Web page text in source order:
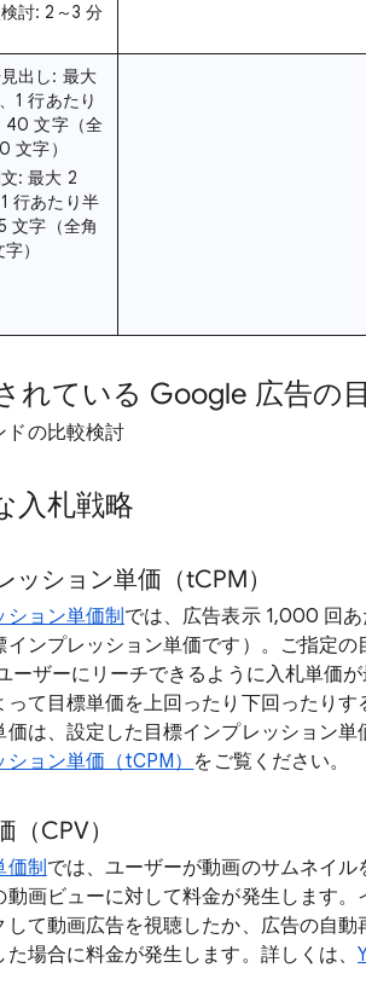
討: 2～3 分
出し: 最大
1 行あたり
40 文字（全
文字）
: 最大 2
行あたり半
文字（全角
）
れている Google 広告の
ドの比較検討
入札戦略
ッション単価（tCPM）
ション単価制では、広告表示 1,000 回
インプレッション単価です）。ご指定
ーザーにリーチできるように入札単価
って目標単価を上回ったり下回ったり
価は、設定した目標インプレッション単
ョン単価（tCPM） をご覧ください。
（CPV）
価制では、ユーザーが動画のサムネイ
動画ビューに対して料金が発生します
して動画広告を視聴したか、広告の自
場合に料金が発生します。詳しくは、